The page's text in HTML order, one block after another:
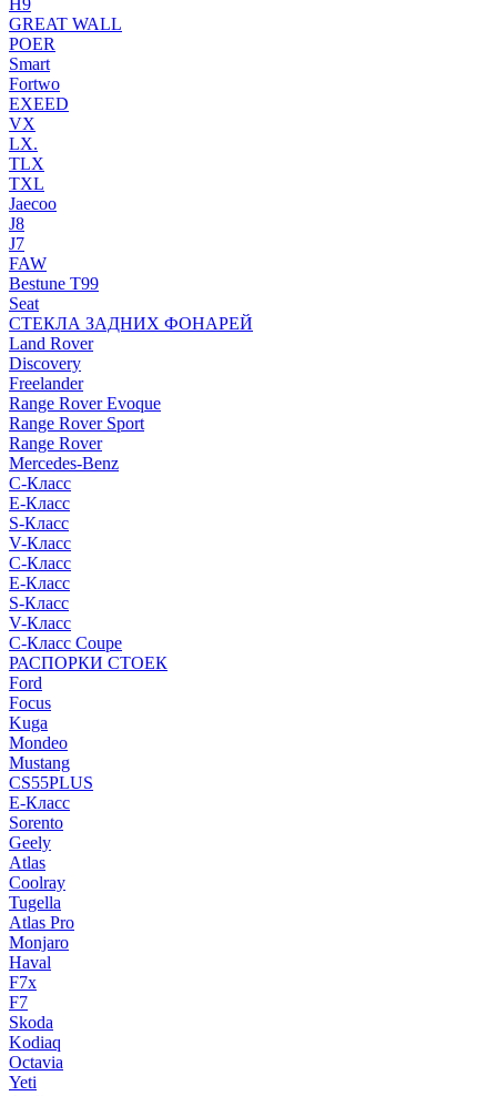
H9
GREAT WALL
POER
Smart
Fortwo
EXEED
VX
LX.
TLX
TXL
Jaecoo
J8
J7
FAW
Bestune T99
Seat
СТЕКЛА ЗАДНИХ ФОНАРЕЙ
Land Rover
Discovery
Freelander
Range Rover Evoque
Range Rover Sport
Range Rover
Mercedes-Benz
C-Класс
E-Класс
S-Класс
V-Класс
C-Класс
E-Класс
S-Класс
V-Класс
C-Класс Coupe
РАСПОРКИ СТОЕК
Ford
Focus
Kuga
Mondeo
Mustang
CS55PLUS
E-Класс
Sorento
Geely
Atlas
Coolray
Tugella
Atlas Pro
Monjaro
Haval
F7x
F7
Skoda
Kodiaq
Octavia
Yeti